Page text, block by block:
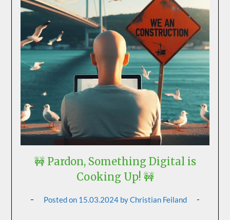
🚧 Pardon, Something Digital is
Cooking Up! 🚧
Posted on 15.03.2024byChristian Feiland